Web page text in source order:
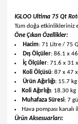
IGLOO Ultima 75 Qt
Tüm doğa etkinlikleriniz
Öne Çıkan Özellikler:
Hacim: 71 Litre / 75
Dış Ölçüler: 86.1 x
İç Ölçüler: 71.6 x 31
Koli Ölçüsü: 87 x 47
Ürün Ağırlığı: 15.7 kg
Koli Ağırlığı: 18.30 kg
Muhafaza Süresi: 7
Hava pompası kanalı
Ürün Aksesuarları: